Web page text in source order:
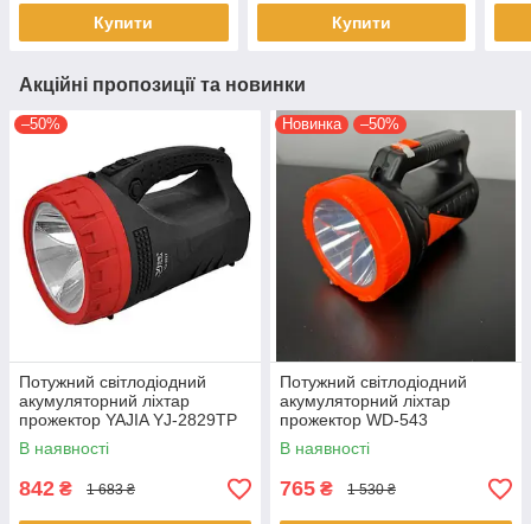
Купити Купити
Акційні пропозиції та новинки
–50%
Потужний світлодіодний
акумуляторний ліхтар
прожектор YAJIA YJ-2829TP
переносний ліхтар для
охорони
В наявності
842 ₴ 1 683 ₴
Новинка –50%
Потужний світлодіодний
акумуляторний ліхтар
прожектор WD-543
переносний ліхтар для
охорони
В наявності
765 ₴ 1 530 ₴